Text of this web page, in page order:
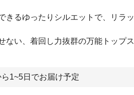
きるゆったりシルエットで、リラッ
ない、着回し力抜群の万能トップス
1~5日でお届け予定